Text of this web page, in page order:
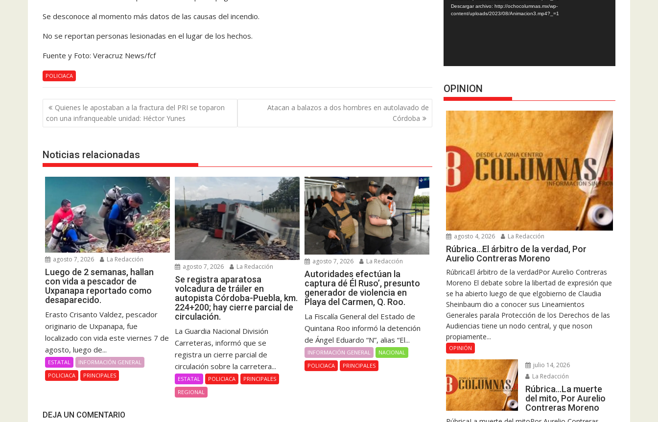
Se desconoce al momento más datos de las causas del incendio.
No se reportan personas lesionadas en el lugar de los hechos.
Fuente y Foto: Veracruz News/fcf
POLICIACA
Navegación
de
entradas
Quienes le apostaban a la fractura del PRI se toparon
con una infranqueable unidad: Héctor Yunes
Atacan a balazos a dos hombres en autolavado de
Córdoba
Noticias relacionadas
agosto 7, 2026 La Redacción
Luego de 2 semanas, hallan
con vida a pescador de
Uxpanapa reportado como
desaparecido.
Erasto Crisanto Valdez, pescador
originario de Uxpanapa, fue
localizado con vida este viernes 7 de
agosto, luego de...
ESTATAL
INFORMACIÓN GENERAL
POLICIACA
PRINCIPALES
agosto 7, 2026 La Redacción
Se registra aparatosa
volcadura de tráiler en
autopista Córdoba-Puebla, km.
224+200; hay cierre parcial de
circulación.
La Guardia Nacional División
Carreteras, informó que se
registra un cierre parcial de
circulación sobre la carretera...
ESTATAL POLICIACA
PRINCIPALES
REGIONAL
agosto 7, 2026 La Redacción
Autoridades efectúan la
captura dé Él Ruso’, presunto
generador de violencia en
Playa del Carmen, Q. Roo.
La Fiscalía General del Estado de
Quintana Roo informó la detención
de Ángel Eduardo “N”, alias “El...
INFORMACIÓN GENERAL
NACIONAL
POLICIACA
PRINCIPALES
DEJA UN COMENTARIO
Descargar archivo: http://ochocolumnas.mx/wp-
content/uploads/2023/08/Animacion3.mp4?_=1
OPINION
agosto 4, 2026 La Redacción
Rúbrica…El árbitro de la verdad, Por
Aurelio Contreras Moreno
RúbricaEl árbitro de la verdadPor Aurelio Contreras
Moreno El debate sobre la libertad de expresión que
se ha abierto luego de que elgobierno de Claudia
Sheinbaum dio a conocer sus Lineamientos
Generales parala Protección de los Derechos de las
Audiencias tiene un nodo central, y que noson
propiamente...
OPINIÓN
julio 14, 2026
La Redacción
Rúbrica…La muerte
del mito, Por Aurelio
Contreras Moreno